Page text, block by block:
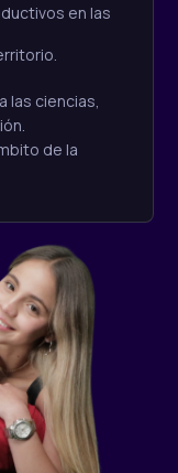
en las
las ciencias,
de la